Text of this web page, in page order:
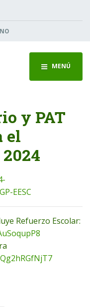
MENÚ
y PAT
el
EESC
Refuerzo Escolar: